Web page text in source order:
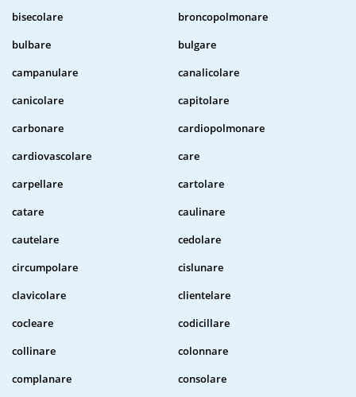
bisecolare
broncopolmonare
bulbare
bulgare
campanulare
canalicolare
canicolare
capitolare
carbonare
cardiopolmonare
cardiovascolare
care
carpellare
cartolare
catare
caulinare
cautelare
cedolare
circumpolare
cislunare
clavicolare
clientelare
cocleare
codicillare
collinare
colonnare
complanare
consolare